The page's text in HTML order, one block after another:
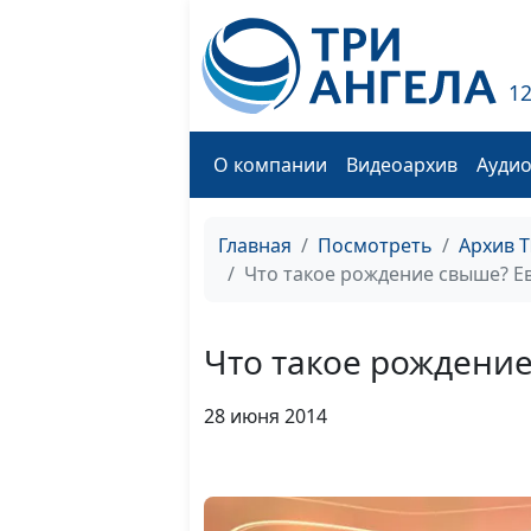
О компании Видеоархив
Главная Посмотреть Архив
Что такое рождение свыше?
Что такое
28 июня 2014